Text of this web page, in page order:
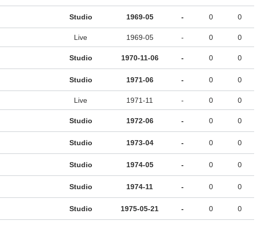
Studio 1969-05 - 0 0
Live 1969-05 - 0 0
Studio 1970-11-06 - 0 0
Studio 1971-06 - 0 0
Live 1971-11 - 0 0
Studio 1972-06 - 0 0
Studio 1973-04 - 0 0
Studio 1974-05 - 0 0
Studio 1974-11 - 0 0
Studio 1975-05-21 - 0 0